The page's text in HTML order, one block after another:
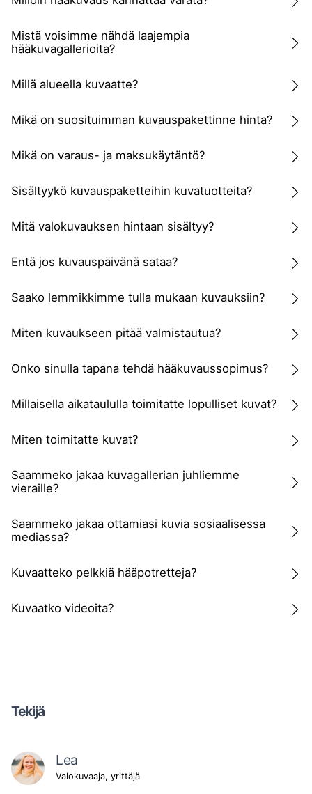
Mistä voisimme nähdä laajempia
hääkuvagallerioita?
Millä alueella kuvaatte?
Mikä on suosituimman kuvauspakettinne hinta?
Mikä on varaus- ja maksukäytäntö?
Sisältyykö kuvauspaketteihin kuvatuotteita?
Mitä valokuvauksen hintaan sisältyy?
Entä jos kuvauspäivänä sataa?
Saako lemmikkimme tulla mukaan kuvauksiin?
Miten kuvaukseen pitää valmistautua?
Onko sinulla tapana tehdä hääkuvaussopimus?
Millaisella aikataululla toimitatte lopulliset kuvat?
Miten toimitatte kuvat?
Saammeko jakaa kuvagallerian juhliemme
vieraille?
Saammeko jakaa ottamiasi kuvia sosiaalisessa
mediassa?
Kuvaatteko pelkkiä hääpotretteja?
Kuvaatko videoita?
Tekijä
Lea
Valokuvaaja, yrittäjä